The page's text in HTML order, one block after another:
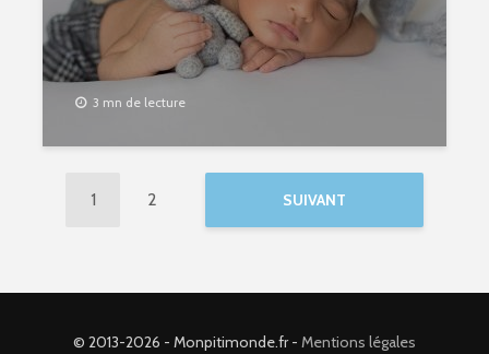
3 mn de lecture
1 2 SUIVANT
© 2013-2026 - Monpitimonde.fr - Mentions légales